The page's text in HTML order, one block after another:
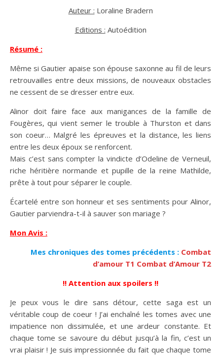
Auteur : Loraline Bradern
Editions : Autoédition
Résumé :
Même si Gautier apaise son épouse saxonne au fil de leurs
retrouvailles entre deux missions, de nouveaux obstacles
ne cessent de se dresser entre eux.
Alinor doit faire face aux manigances de la famille de
Fougères, qui vient semer le trouble à Thurston et dans
son coeur… Malgré les épreuves et la distance, les liens
entre les deux époux se renforcent.
Mais c’est sans compter la vindicte d’Odeline de Verneuil,
riche héritière normande et pupille de la reine Mathilde,
prête à tout pour séparer le couple.
Écartelé entre son honneur et ses sentiments pour Alinor,
Gautier parviendra-t-il à sauver son mariage ?
Mon Avis :
Mes chroniques des tomes précédents : Combat
d’amour T1 Combat d’Amour T2
!! Attention aux spoilers !!
Je peux vous le dire sans détour, cette saga est un
véritable coup de coeur ! J’ai enchaîné les tomes avec une
impatience non dissimulée, et une ardeur constante. Et
chaque tome se savoure du début jusqu’à la fin, c’est un
vrai plaisir ! Je suis impressionnée du fait que chaque tome